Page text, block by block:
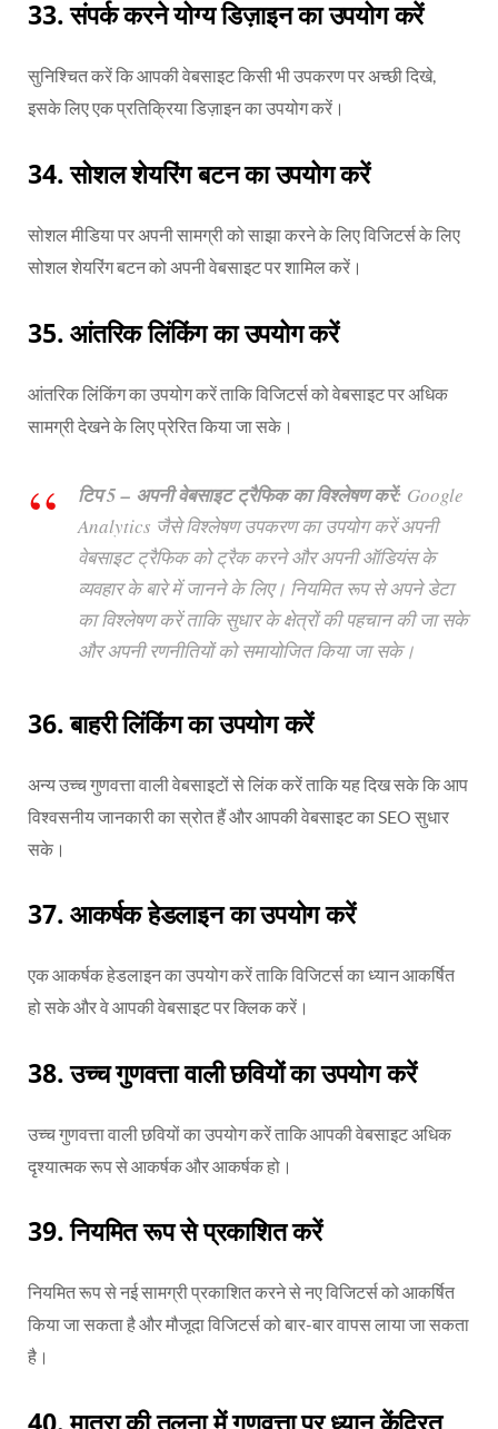
33.संपर्क करने योग्य डिज़ाइन का उपयोग करें
सुनिश्चित करें कि आपकी वेबसाइट किसी भी उपकरण पर अच्छी दिखे,
इसके लिए एक प्रतिक्रिया डिज़ाइन का उपयोग करें।
34.सोशल शेयरिंग बटन का उपयोग करें
सोशल मीडिया पर अपनी सामग्री को साझा करने के लिए विजिटर्स के लिए
सोशल शेयरिंग बटन को अपनी वेबसाइट पर शामिल करें।
35.आंतरिक लिंकिंग का उपयोग करें
आंतरिक लिंकिंग का उपयोग करें ताकि विजिटर्स को वेबसाइट पर अधिक
सामग्री देखने के लिए प्रेरित किया जा सके।
टिप 5 – अपनी वेबसाइट ट्रैफिक का विश्लेषण करें:
Analytics जैसे विश्लेषण उपकरण का उपयोग करें अपनी
वेबसाइट ट्रैफिक को ट्रैक करने और अपनी ऑडियंस के
व्यवहार के बारे में जानने के लिए। नियमित रूप से अपने डेटा
का विश्लेषण करें ताकि सुधार के क्षेत्रों की पहचान की जा सके
और अपनी रणनीतियों को समायोजित किया जा सके।
36.बाहरी लिंकिंग का उपयोग करें
अन्य उच्च गुणवत्ता वाली वेबसाइटों से लिंक करें ताकि यह दिख सके कि आप
विश्वसनीय जानकारी का स्रोत हैं और आपकी वेबसाइट का SEO सुधार
सके।
37.आकर्षक हेडलाइन का उपयोग करें
एक आकर्षक हेडलाइन का उपयोग करें ताकि विजिटर्स का ध्यान आकर्षित
हो सके और वे आपकी वेबसाइट पर क्लिक करें।
38.उच्च गुणवत्ता वाली छवियों का उपयोग करें
उच्च गुणवत्ता वाली छवियों का उपयोग करें ताकि आपकी वेबसाइट अधिक
दृश्यात्मक रूप से आकर्षक और आकर्षक हो।
39.नियमित रूप से प्रकाशित करें
नियमित रूप से नई सामग्री प्रकाशित करने से नए विजिटर्स को आकर्षित
किया जा सकता है और मौजूदा विजिटर्स को बार-बार वापस लाया जा सकता
है।